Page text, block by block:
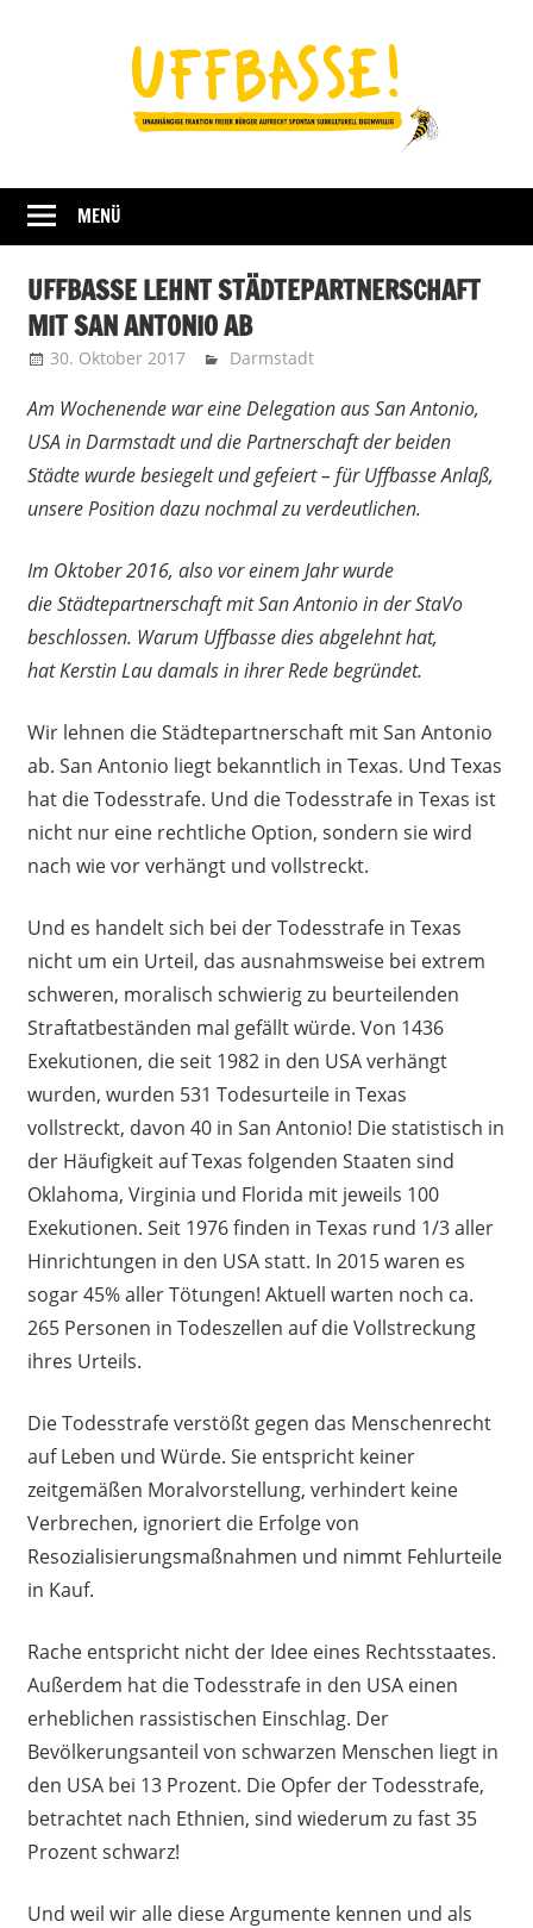
UFFBASSE!
Darmstadt
MENÜ
UFFBASSE LEHNT STÄDTEPARTNERSCHAFT
MIT SAN ANTONIO AB
30. Oktober 2017 Uffbasse
Darmstadt
Am Wochenende war eine Delegation aus San Antonio,
USA in Darmstadt und die Partnerschaft der beiden
Städte wurde besiegelt und gefeiert – für Uffbasse Anlaß,
unsere Position dazu nochmal zu verdeutlichen.
Im Oktober 2016, also vor einem Jahr wurde
die Städtepartnerschaft mit San Antonio in der StaVo
beschlossen. Warum Uffbasse dies abgelehnt hat,
hat Kerstin Lau damals in ihrer Rede begründet.
Wir lehnen die Städtepartnerschaft mit San Antonio
ab. San Antonio liegt bekanntlich in Texas. Und Texas
hat die Todesstrafe. Und die Todesstrafe in Texas ist
nicht nur eine rechtliche Option, sondern sie wird
nach wie vor verhängt und vollstreckt.
Und es handelt sich bei der Todesstrafe in Texas
nicht um ein Urteil, das ausnahmsweise bei extrem
schweren, moralisch schwierig zu beurteilenden
Straftatbeständen mal gefällt würde. Von 1436
Exekutionen, die seit 1982 in den USA verhängt
wurden, wurden 531 Todesurteile in Texas
vollstreckt, davon 40 in San Antonio! Die statistisch in
der Häufigkeit auf Texas folgenden Staaten sind
Oklahoma, Virginia und Florida mit jeweils 100
Exekutionen. Seit 1976 finden in Texas rund 1/3 aller
Hinrichtungen in den USA statt. In 2015 waren es
sogar 45% aller Tötungen! Aktuell warten noch ca.
265 Personen in Todeszellen auf die Vollstreckung
ihres Urteils.
Die Todesstrafe verstößt gegen das Menschenrecht
auf Leben und Würde. Sie entspricht keiner
zeitgemäßen Moralvorstellung, verhindert keine
Verbrechen, ignoriert die Erfolge von
Resozialisierungsmaßnahmen und nimmt Fehlurteile
in Kauf.
Rache entspricht nicht der Idee eines Rechtsstaates.
Außerdem hat die Todesstrafe in den USA einen
erheblichen rassistischen Einschlag. Der
Bevölkerungsanteil von schwarzen Menschen liegt in
den USA bei 13 Prozent. Die Opfer der Todesstrafe,
betrachtet nach Ethnien, sind wiederum zu fast 35
Prozent schwarz!
Und weil wir alle diese Argumente kennen und als